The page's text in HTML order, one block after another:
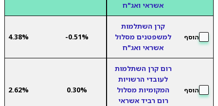
אשראי ואג"ח
הוסף
קרן השתלמות
למשפטנים מסלול
אשראי ואג"ח
-0.51%
4.38%
הוסף
רום קרן השתלמות
לעובדי הרשויות
המקומיות מסלול
רום רביד אשראי
0.30%
2.62%